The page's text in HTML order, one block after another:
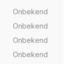
Onbekend
Onbekend
Onbekend
Onbekend